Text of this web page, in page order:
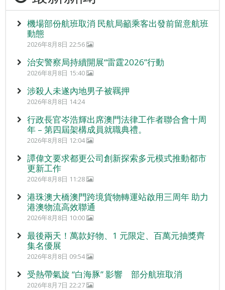
機場部份航班取消 民航局籲乘客出發前留意航班
動態
2026年8月8日 22:56
治安警察局持續開展“雷霆2026”行動
2026年8月8日 15:40
涉殺人未遂內地男子被羈押
2026年8月8日 14:24
行政長官岑浩輝出席澳門法律工作者聯合會十周
年 – 第四屆架構成員就職典禮。
2026年8月8日 12:04
譚偉文要求都更公司創新探索多元模式推動都市
更新工作
2026年8月8日 11:28
港珠澳大橋澳門跨境貨物轉運站啟用三周年 助力
港澳物流高效聯通
2026年8月8日 10:00
最後兩天！萬款好物、1 元限定、百萬元抽獎齊
集名優展
2026年8月8日 09:54
受熱帶氣旋 “白海豚” 影響 部分航班取消
2026年8月7日 22:27